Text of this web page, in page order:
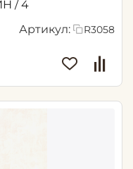
/ 4
Артикул: R3058